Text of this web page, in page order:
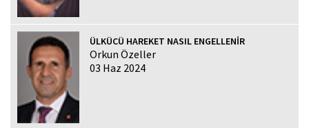
ÜLKÜCÜ HAREKET NASIL ENGELLENİR
Orkun Özeller
03 Haz 2024